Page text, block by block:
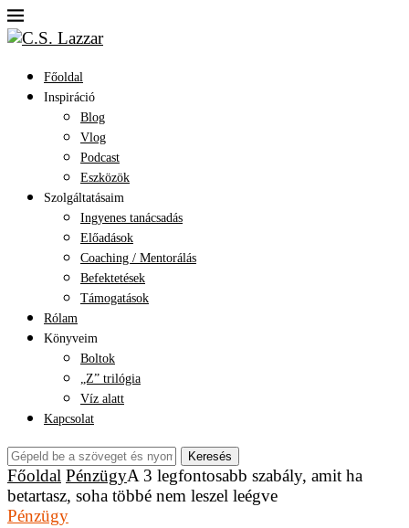
Főoldal
Inspiráció
Blog
Vlog
Podcast
Eszközök
Szolgáltatásaim
Ingyenes tanácsadás
Előadások
Coaching / Mentorálás
Befektetések
Támogatások
Rólam
Könyveim
Boltok
„Z” trilógia
Víz alatt
Kapcsolat
Keresés
Főoldal PénzügyA 3 legfontosabb szabály, amit ha
betartasz, soha többé nem leszel leégve
Pénzügy